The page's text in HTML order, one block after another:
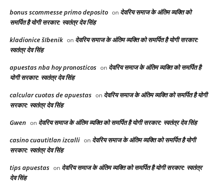
bonus scommesse primo deposito on देवरिय समाज के अंतिम व्यक्ति को
समर्पित है योगी सरकार: स्वतंत्र देव सिंह
kladionice šIbenik on देवरिय समाज के अंतिम व्यक्ति को समर्पित है योगी सरकार:
स्वतंत्र देव सिंह
apuestas nba hoy pronosticos on देवरिय समाज के अंतिम व्यक्ति को समर्पित है
योगी सरकार: स्वतंत्र देव सिंह
calcular cuotas de apuestas on देवरिय समाज के अंतिम व्यक्ति को समर्पित है योगी
सरकार: स्वतंत्र देव सिंह
Gwen on देवरिय समाज के अंतिम व्यक्ति को समर्पित है योगी सरकार: स्वतंत्र देव सिंह
casino cuautitlan izcalli on देवरिय समाज के अंतिम व्यक्ति को समर्पित है योगी
सरकार: स्वतंत्र देव सिंह
tips apuestas on देवरिय समाज के अंतिम व्यक्ति को समर्पित है योगी सरकार: स्वतंत्र
देव सिंह